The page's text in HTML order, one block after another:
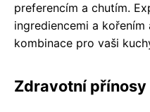
preferencím a chutím.
ingrediencemi a
kombinace pro vaši
Zdravotní